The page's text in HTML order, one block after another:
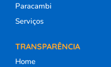
Paracambi
Serviços
TRANSPARÊNCIA
Home